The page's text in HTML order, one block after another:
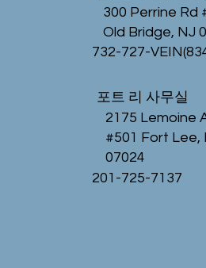
300 Perrine Rd
Old Bridge, NJ
732-727-
포트 리 사무실
2175 Lemoine
#501 Fort Lee,
07024
201-725-7137